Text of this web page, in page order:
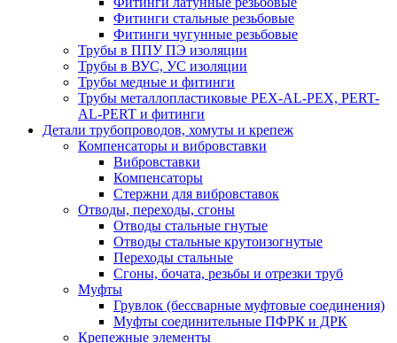
Фитинги стальные резьбовые
Фитинги чугунные резьбовые
Трубы в ППУ ПЭ изоляции
Трубы в ВУС, УС изоляции
Трубы медные и фитинги
Трубы металлопластиковые PEX-AL-PEX, PERT-
AL-PERT и фитинги
Детали трубопроводов, хомуты и крепеж
Компенсаторы и вибровставки
Вибровставки
Компенсаторы
Стержни для вибровставок
Отводы, переходы, сгоны
Отводы стальные гнутые
Отводы стальные крутоизогнутые
Переходы стальные
Сгоны, бочата, резьбы и отрезки труб
Муфты
Грувлок (бессварные муфтовые соединения)
Муфты соединительные ПФРК и ДРК
Крепежные элементы